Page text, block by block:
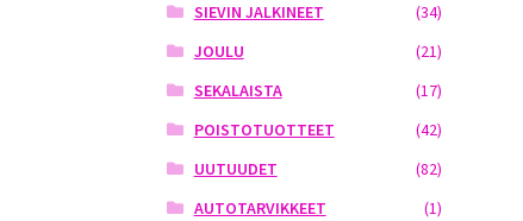
SIEVIN JALKINEET
(34)
JOULU
(21)
SEKALAISTA
(17)
POISTOTUOTTEET
(42)
UUTUUDET
(82)
AUTOTARVIKKEET
(1)